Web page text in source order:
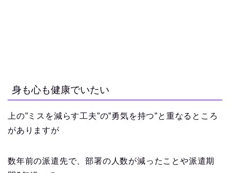
身も心も健康でいたい
上の”ミスを減らす工夫”の”勇気を持つ”と重なるところ
がありますが
数年前の派遣先で、部署の人数が減ったことや派遣期